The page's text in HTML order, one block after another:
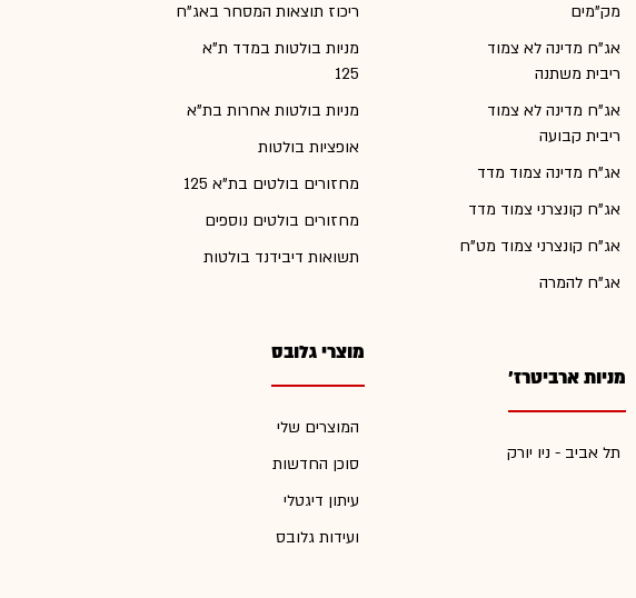
מק"מים
אג"ח מדינה לא צמוד
ריבית משתנה
אג"ח מדינה לא צמוד
ריבית קבועה
אג"ח מדינה צמוד מדד
אג"ח קונצרני צמוד מדד
אג"ח קונצרני צמוד מט"ח
אג"ח להמרה
מניות ארביטרז'
תל אביב - ניו יורק
ריכוז תוצאות המסחר באג"ח
מניות בולטות במדד ת"א
125
מניות בולטות אחרות בת"א
אופציות בולטות
מחזורים בולטים בת"א 125
מחזורים בולטים נוספים
תשואות דיבידנד בולטות
מוצרי גלובס
המוצרים שלי
סוכן החדשות
עיתון דיגטלי
ועידות גלובס